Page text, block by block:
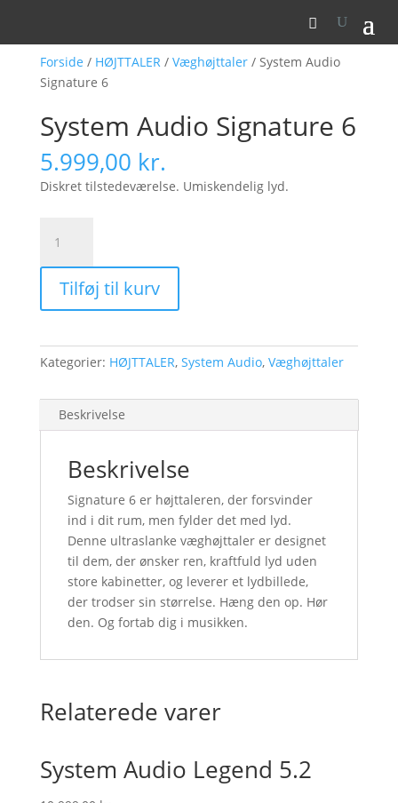
Forside / HØJTTALER/ Væghøjttaler/ System Audio
Signature 6
System Audio Signature 6
5.999,00 kr.
Diskret tilstedeværelse. Umiskendelig lyd.
Audio
Signature
antal
Tilføj til kurv
Kategorier: HØJTTALER, System Audio, Væghøjttaler
Beskrivelse
Beskrivelse
Signature 6 er højttaleren, der forsvinder
ind i dit rum, men fylder det med lyd.
Denne ultraslanke væghøjttaler er designet
til dem, der ønsker ren, kraftfuld lyd uden
store kabinetter, og leverer et lydbillede,
der trodser sin størrelse. Hæng den op. Hør
den. Og fortab dig i musikken.
Relaterede varer
System Audio Legend 5.2